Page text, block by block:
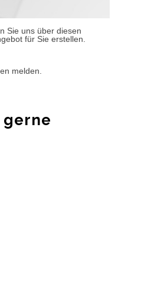
Sie uns über diesen
für Sie erstellen.
melden.